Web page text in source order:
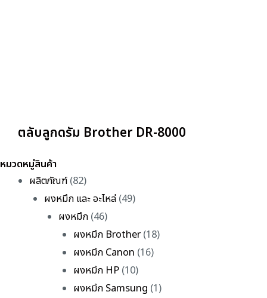
ตลับลูกดรัม Brother DR-8000
หมวดหมู่สินค้า
ผลิตภัณฑ์ (82)
ผงหมึก และ อะไหล่(49)
ผงหมึก (46)
ผงหมึก Brother(18)
ผงหมึก Canon (16)
ผงหมึก HP (10)
ผงหมึก Samsung (1)